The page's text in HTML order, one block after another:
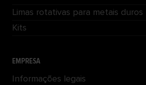
Limas rotativas para metais duros
Kits
EMPRESA
Informações legais